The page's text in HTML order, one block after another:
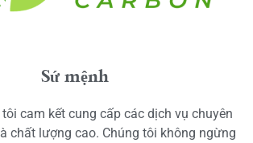
Sứ mệnh
cam kết cung cấp các dịch vụ chuyên
chất lượng cao. Chúng tôi không ngừng